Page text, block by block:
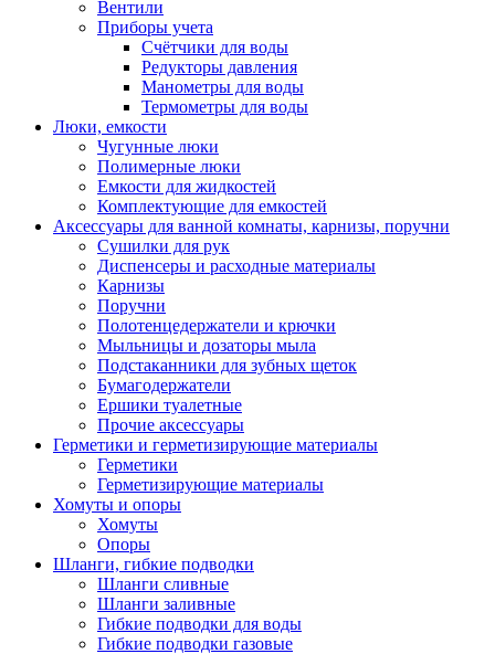
Вентили
Приборы учета
Счётчики для воды
Редукторы давления
Манометры для воды
Термометры для воды
Люки, емкости
Чугунные люки
Полимерные люки
Емкости для жидкостей
Комплектующие для емкостей
Аксессуары для ванной комнаты, карнизы, поручни
Сушилки для рук
Диспенсеры и расходные материалы
Карнизы
Поручни
Полотенцедержатели и крючки
Мыльницы и дозаторы мыла
Подстаканники для зубных щеток
Бумагодержатели
Ершики туалетные
Прочие аксессуары
Герметики и герметизирующие материалы
Герметики
Герметизирующие материалы
Хомуты и опоры
Хомуты
Опоры
Шланги, гибкие подводки
Шланги сливные
Шланги заливные
Гибкие подводки для воды
Гибкие подводки газовые